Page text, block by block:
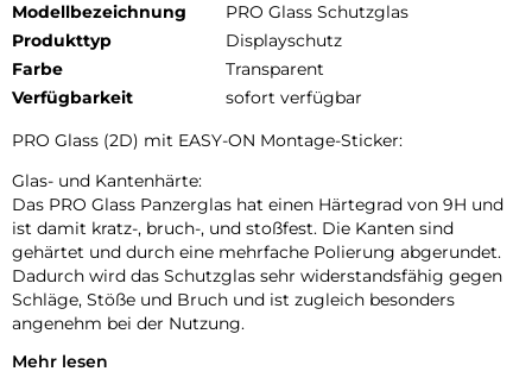
Modellbezeichnung
PRO Glass Schutzglas
Produkttyp
Displayschutz
Farbe
Transparent
Verfügbarkeit
sofort verfügbar
PRO Glass (2D) mit EASY-ON Montage-Sticker:
Glas- und Kantenhärte:
Das PRO Glass Panzerglas hat einen Härtegrad von 9H und
ist damit kratz-, bruch-, und stoßfest. Die Kanten sind
gehärtet und durch eine mehrfache Polierung abgerundet.
Dadurch wird das Schutzglas sehr widerstandsfähig gegen
Schläge, Stöße und Bruch und ist zugleich besonders
angenehm bei der Nutzung.
Hüllenfreundlich:
Mehr lesen